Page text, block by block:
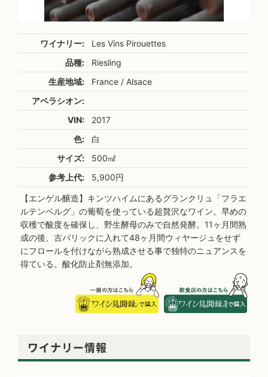
ワイナリー:
Les Vins Pirouettes
品種:
Riesling
生産地域:
France / Alsace
アペラシオン:
VIN:
2017
色:
白
サイズ:
500㎖
参考上代:
5,900円
【エンゲル醸造】キンツハイムにあるグランクリュ「フラエ
ルテンベルグ」の葡萄を使っている超贅沢なワイン。早めの
収穫で酸度を確保し、野生酵母のみで自然発酵。11ヶ月間熟
成の後、古バリックに入れて48ヶ月間ウィヤージュをせず
にフロールを付けながら熟成させる事で独特のニュアンスを
得ている。酸化防止剤無添加。
ワイナリー情報